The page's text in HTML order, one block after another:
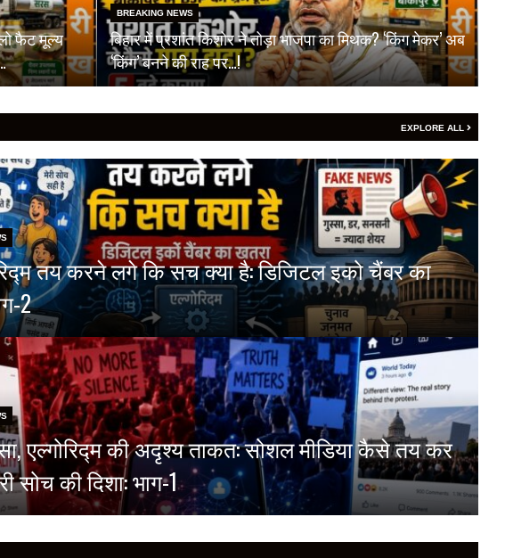
फैट मूल्य
BREAKING NEWS
बिहार में प्रशांत किशोर ने तोड़ा भाजपा का मिथक? ‘किंग मेकर’ अब
‘किंग’ बनने की राह पर…!
EXPLORE ALL
तय करने लगे कि सच क्या है: डिजिटल इको चैंबर का
2
एल्गोरिद्म की अदृश्य ताकत: सोशल मीडिया कैसे तय कर
सोच की दिशा: भाग-1